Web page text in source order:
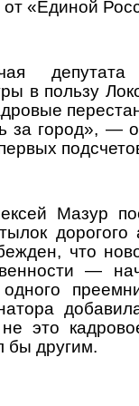
«Единой
в пользу
за город», —
Мазур
дорогого
что
—
это
бы другим.